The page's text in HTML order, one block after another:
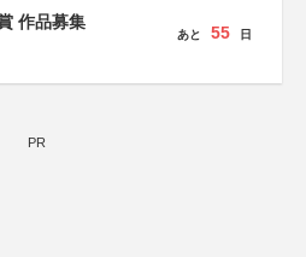
作品募集
あと 55 日
PR